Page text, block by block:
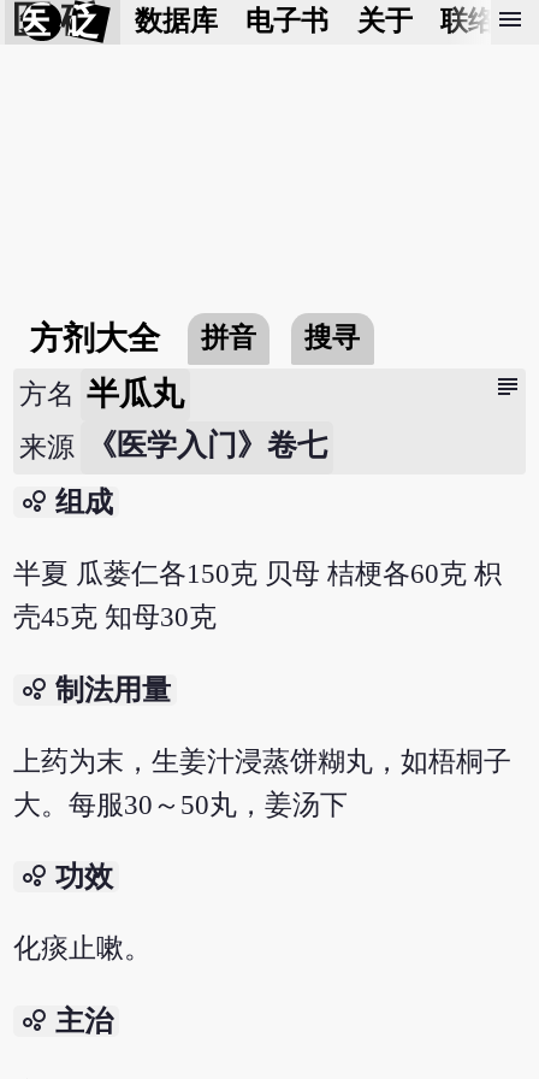
医 砭 数据库 电子书 关于 联络我
menu
方剂大全 拼音 搜寻
subject
方名 半瓜丸
来源 《医学入门》卷七
bubble_chart 组成
半夏 瓜蒌仁各150克 贝母 桔梗各60克 枳
壳45克 知母30克
bubble_chart 制法用量
上药为末，生姜汁浸蒸饼糊丸，如梧桐子
大。每服30～50丸，姜汤下
bubble_chart 功效
化痰止嗽。
bubble_chart 主治